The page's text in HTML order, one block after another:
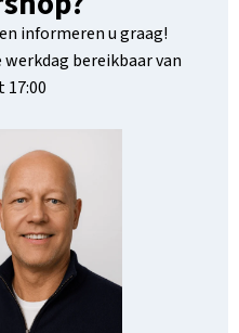
informeren u graag!
bereikbaar van
17:00